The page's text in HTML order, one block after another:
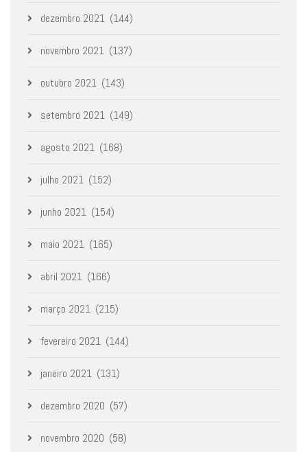
dezembro 2021 (144)
novembro 2021 (137)
outubro 2021 (143)
setembro 2021 (149)
agosto 2021 (168)
julho 2021 (152)
junho 2021 (154)
maio 2021 (165)
abril 2021 (166)
março 2021 (215)
fevereiro 2021 (144)
janeiro 2021 (131)
dezembro 2020 (57)
novembro 2020 (58)